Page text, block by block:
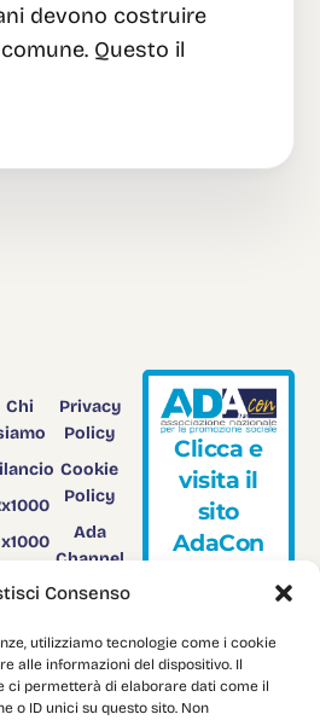
Consenso
utilizziamo tecnologie come i cookie
alle informazioni del dispositivo. Il
ci permetterà di elaborare dati come il
o ID unici su questo sito. Non
devono costruire
Questo il
Chi
Privacy
Policy
Cookie
Policy
Ada
Channel
TV
Download
Clicca e
visita il
sito
AdaCon